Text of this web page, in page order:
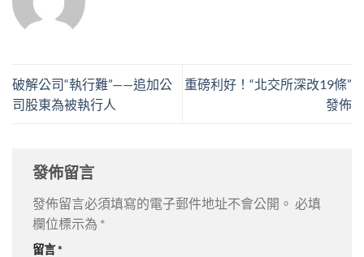
破解公司“執行難”——追加公
司股東為被執行人
重磅利好！“北交所深改19條”
發佈
發佈留言
發佈留言必須填寫的電子郵件地址不會公開。 必填
欄位標示為 *
留言*